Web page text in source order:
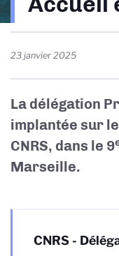
23 janvier 2025
La délégation
implantée sur
CNRS, dans le 9
Marseille.
CNRS -